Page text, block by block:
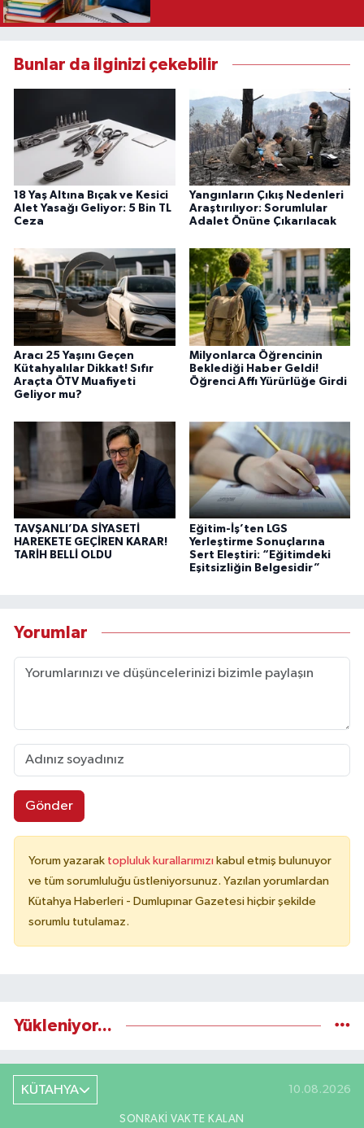
Bunlar da ilginizi çekebilir
18 Yaş Altına Bıçak ve Kesici
Alet Yasağı Geliyor: 5 Bin TL
Ceza
Yangınların Çıkış Nedenleri
Araştırılıyor: Sorumlular
Adalet Önüne Çıkarılacak
Aracı 25 Yaşını Geçen
Kütahyalılar Dikkat! Sıfır
Araçta ÖTV Muafiyeti
Geliyor mu?
Milyonlarca Öğrencinin
Beklediği Haber Geldi!
Öğrenci Affı Yürürlüğe Girdi
TAVŞANLI’DA SİYASETİ
HAREKETE GEÇİREN KARAR!
TARİH BELLİ OLDU
Eğitim-İş’ten LGS
Yerleştirme Sonuçlarına
Sert Eleştiri: “Eğitimdeki
Eşitsizliğin Belgesidir”
Yorumlar
Gönder
Yorum yazarak topluluk kurallarımızı kabul etmiş bulunuyor
ve tüm sorumluluğu üstleniyorsunuz. Yazılan yorumlardan
Kütahya Haberleri - Dumlupınar Gazetesi hiçbir şekilde
sorumlu tutulamaz.
Yükleniyor...
KÜTAHYA 10.08.2026
SONRAKI VAKTE KALAN